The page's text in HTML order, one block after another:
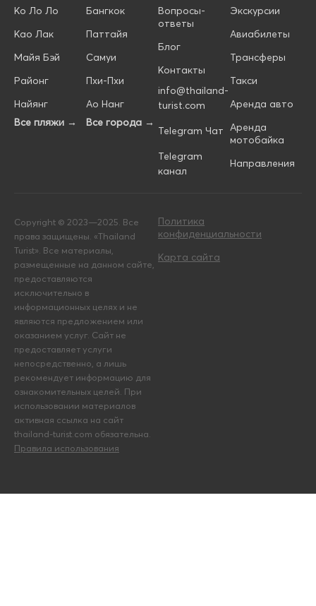
Ко Ло Ло
Као Лак
Майя Бэй
Районг
Найянг
Все пляжи →
Бангкок
Паттайя
Самуи
Пхи-Пхи
Ао Нанг
Все города →
Вопросы-
ответы
Блог
Контакты
info@thailand-
turist.com
Telegram Чат
Telegram
канал
Экскурсии
Авиабилеты
Трансферы
Такси
Аренда авто
Аренда
мотобайка
Направления
Copyright © 2023—2025. Все
права защищены. «Thailand
Turist». Все материалы,
размещенные на данном сайте,
предоставляются
исключительно в
информационных целях и не
являются предложением или
оказанием услуг. Сайт не
предоставляет услуги
непосредственно, а лишь
рекомендует информацию для
ознакомительных целей. При
использовании материалов
активная ссылка на сайт
thailand-turist.com обязательна.
Правила использования
Политика
конфиденциальности
Карта сайта